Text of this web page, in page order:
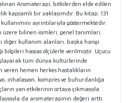
Aromaterapi, bitkilerden elde edilen
kapsamlı bir yaklaşımdır. Bu kitap, 131
ayrıntılarıyla göstermektedir.
bilinen isimleri, genel tanımları,
diğer kullanım alanları, başka hangi
hassas ölçülerle verilmiştir. Uçucu
tüm dünya kültürlerinde
veren hemen herkes hastalıkların
inhalasyon, kompres ve buhurdanlığa
yan etkilerinin ortaya çıkmasıyla
da aromaterapinin değeri arttı.